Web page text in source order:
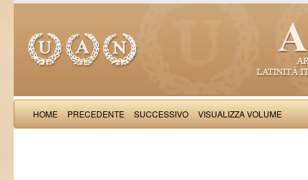
HOME PRECEDENTE SUCCESSIVO VISUALIZZA VOLUME